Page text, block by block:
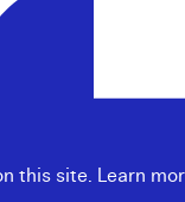
this site. Learn